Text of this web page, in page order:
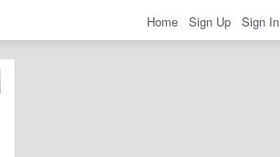
Home Sign Up Sign In